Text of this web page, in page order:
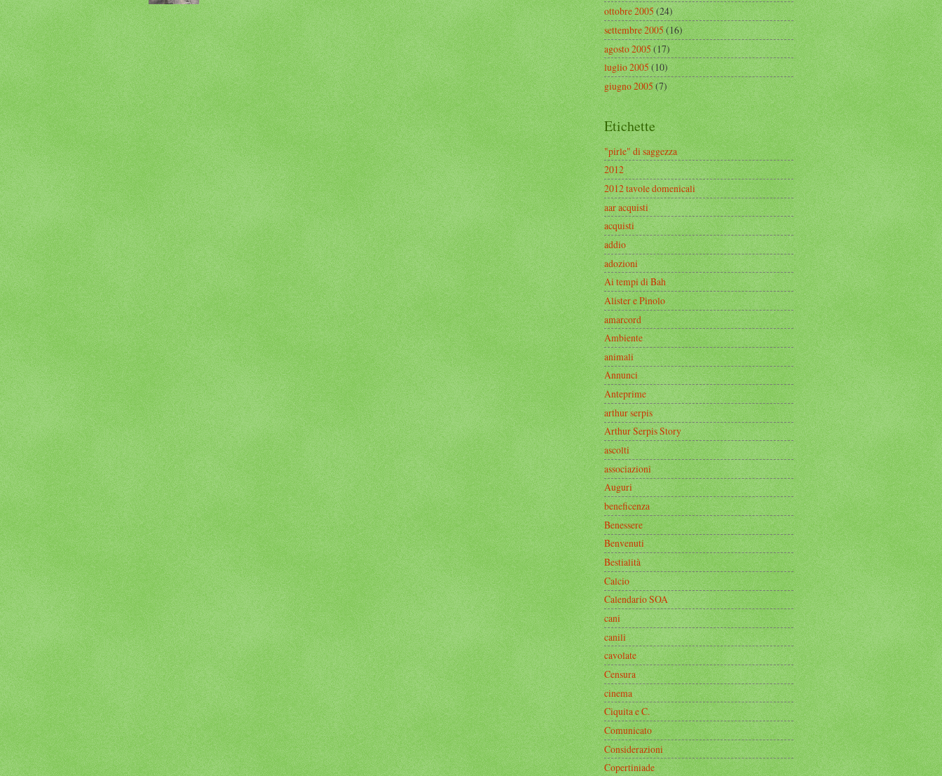
ottobre 2005(24)
settembre 2005(16)
agosto 2005(17)
luglio 2005(10)
giugno 2005(7)
Etichette
"pirle" di saggezza
2012
2012 tavole domenicali
aar acquisti
acquisti
addio
adozioni
Ai tempi di Bah
Alister e Pinolo
amarcord
Ambiente
animali
Annunci
Anteprime
arthur serpis
Arthur Serpis Story
ascolti
associazioni
Auguri
beneficenza
Benessere
Benvenuti
Bestialità
Calcio
Calendario SOA
cani
canili
cavolate
Censura
cinema
Ciquita e C.
Comunicato
Considerazioni
Copertiniade